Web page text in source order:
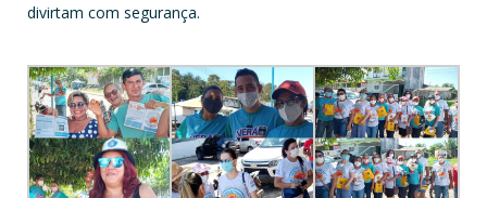
divirtam com segurança.